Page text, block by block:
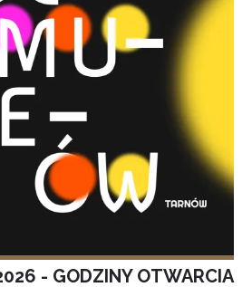
- GODZINY OTWARCIA